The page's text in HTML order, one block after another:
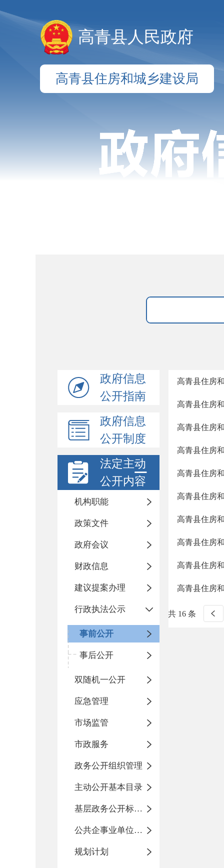
高青县人民政府
高青县住房和城乡建设局
政府信息
公开指南
政府信息
公开制度
法定主动
公开内容
机构职能
政策文件
政府会议
财政信息
建议提案办理
行政执法公示
事前公开
事后公开
双随机一公开
应急管理
市场监管
市政服务
政务公开组织管理
主动公开基本目录
基层政务公开标准化规范化
公共企事业单位信息公开
规划计划
高青县住房
高青县住房
高青县住房
高青县住房
高青县住房
高青县住房
高青县住房
高青县住房
高青县住房
高青县住房
共 16 条